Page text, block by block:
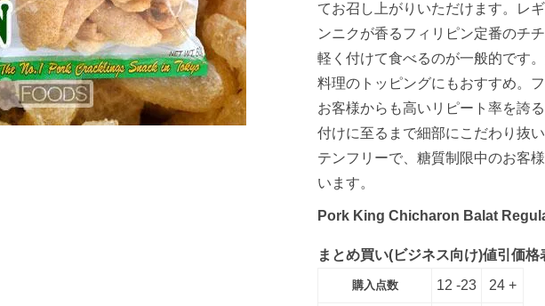
てお召し上がりいただけます。レ
ンニクが香るフィリピン定番のチ
軽く付けて食べるのが一般的です
料理のトッピングにもおすすめ。
お客様からも高いリピート率を誇
付けに至るまで細部にこだわり抜
テンフリーで、糖質制限中のお客
います。
Pork King Chicharon Balat
まとめ買い(ビジネス向け)値引価格
購入点数 12 -23 24 +